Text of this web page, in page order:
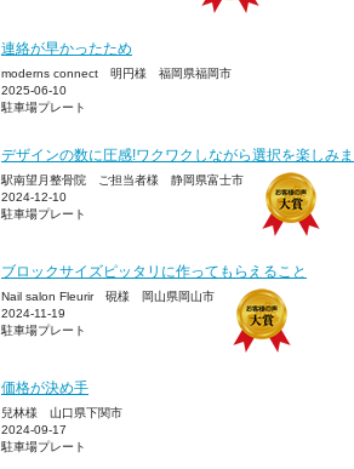
連絡が早かったため
moderns connect 明円様 福岡県福岡市
2025-06-10
駐車場プレート
デザインの数に圧感!ワクワクしながら選択を楽しみ
駅南望月整骨院 ご担当者様 静岡県富士市
2024-12-10
駐車場プレート
ブロックサイズピッタリに作ってもらえること
Nail salon Fleurir 硯様 岡山県岡山市
2024-11-19
駐車場プレート
価格が決め手
兒林様 山口県下関市
2024-09-17
駐車場プレート